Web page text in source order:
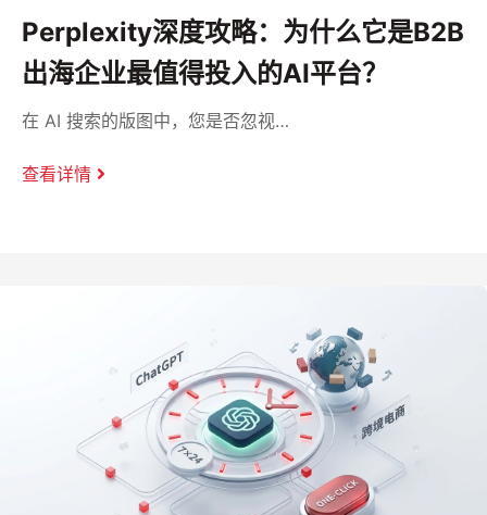
Perplexity深度攻略：为什么它是B2B
出海企业最值得投入的AI平台？
在 AI 搜索的版图中，您是否忽视…
查看详情